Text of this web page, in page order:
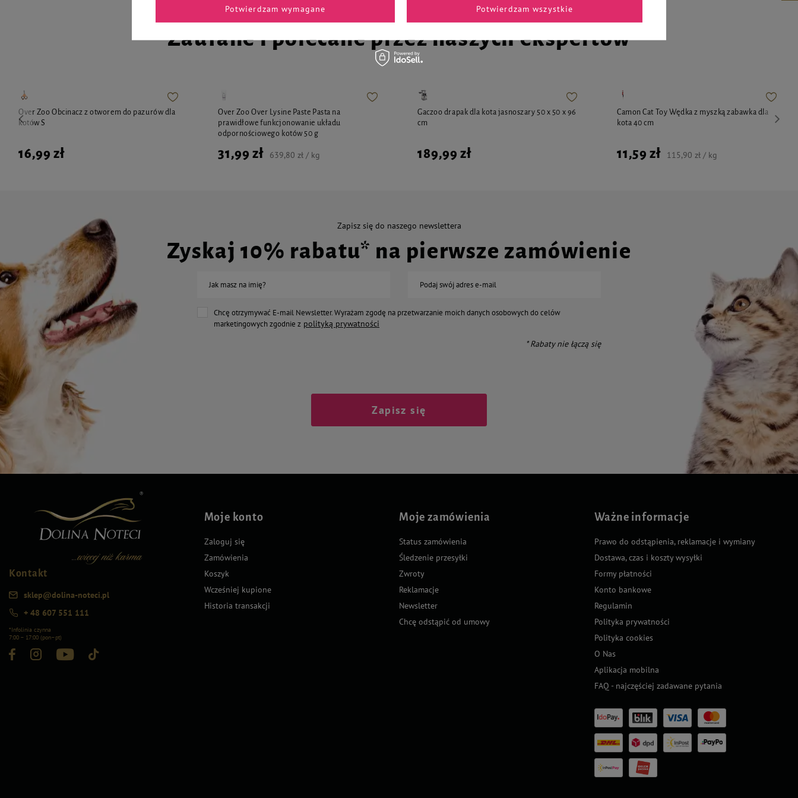
Zaufane i polecane przez naszych ekspertów
Over Zoo Obcinacz z otworem do pazurów dla
kotów S
16,99 zł
Over Zoo Over Lysine Paste Pasta na
prawidłowe funkcjonowanie układu
odpornościowego kotów 50 g
31,99 zł 639,80 zł / kg
Gaczoo drapak dla kota jasnoszary 50 x 50 x 96
cm
189,99 zł
Camon Cat Toy Wędka z myszką zabawka dla
kota 40 cm
11,59 zł 115,90 zł / kg
Zapisz się do naszego newslettera
Zyskaj 10% rabatu* na pierwsze zamówienie
Jak masz na imię? Podaj swój adres e-mail
Chcę otrzymywać E-mail Newsletter. Wyrażam zgodę na przetwarzanie moich danych osobowych do celów
marketingowych zgodnie z polityką prywatności
* Rabaty nie łączą się
Zapisz się
Kontakt
sklep@dolina-noteci.pl
+ 48 607 551 111
*Infolinia czynna
7:00 – 17:00 (pon–pt)
Moje konto
Zaloguj się
Zamówienia
Koszyk
Wcześniej kupione
Historia transakcji
Moje zamówienia
Status zamówienia
Śledzenie przesyłki
Zwroty
Reklamacje
Newsletter
Chcę odstąpić od umowy
Ważne informacje
Prawo do odstąpienia, reklamacje i wymiany
Dostawa, czas i koszty wysyłki
Formy płatności
Konto bankowe
Regulamin
Polityka prywatności
Polityka cookies
O Nas
Aplikacja mobilna
FAQ - najczęściej zadawane pytania
Potwierdzam wymagane Potwierdzam wszystkie